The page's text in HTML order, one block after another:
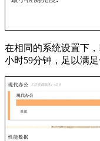
在相同的系统设置下
小时59分钟，足以满